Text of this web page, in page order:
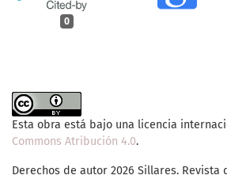
0
Esta obra está bajo una licencia
Commons Atribución 4.0.
Derechos de autor 2026 Sillares. Revista